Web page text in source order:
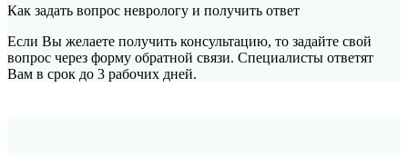
Как задать вопрос неврологу и получить ответ
Если Вы желаете получить консультацию, то задайте свой
вопрос через форму обратной связи. Специалисты ответят
Вам в срок до 3 рабочих дней.